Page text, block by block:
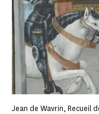
Jean de Wavrin, Recueil